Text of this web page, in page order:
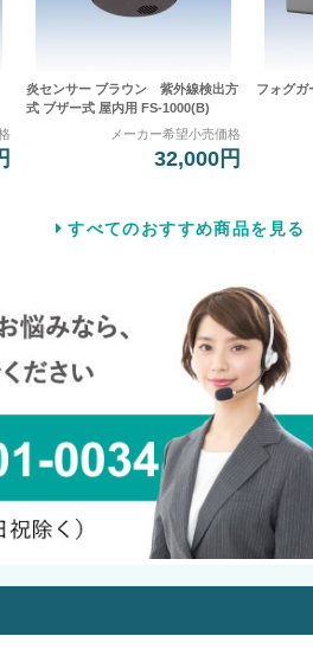
炎センサー ブラウン 紫外線検出方
式 ブザー式 屋内用 FS-1000(B)
メーカー希望小売価格
32,000円
フォグガ
すべてのおすすめ商品を見る